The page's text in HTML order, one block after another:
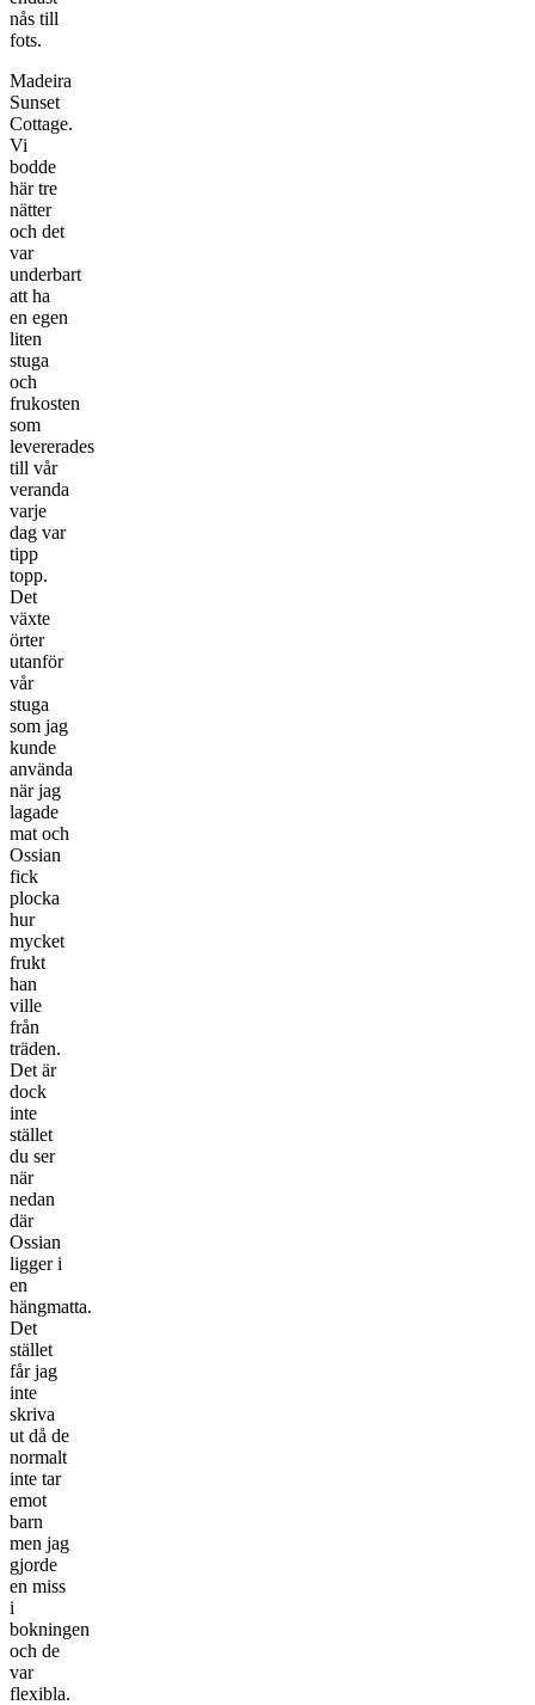
nås till
fots.
Madeira
Sunset
Cottage.
Vi
bodde
här tre
nätter
och det
var
underbart
att ha
en egen
liten
stuga
och
frukosten
som
levererades
till vår
veranda
varje
dag var
tipp
topp.
Det
växte
örter
utanför
vår
stuga
som jag
kunde
använda
när jag
lagade
mat och
Ossian
fick
plocka
hur
mycket
frukt
han
ville
från
träden.
Det är
dock
inte
stället
du ser
när
nedan
där
Ossian
ligger i
en
hängmatta.
Det
stället
får jag
inte
skriva
ut då de
normalt
inte tar
emot
barn
men jag
gjorde
en miss
i
bokningen
och de
var
flexibla.